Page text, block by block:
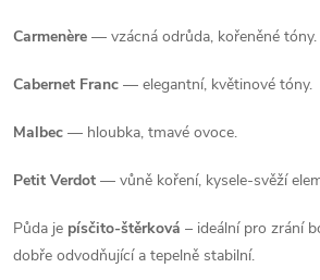
Carmenère — vzácná odrůda, kořeněné tóny.
Cabernet Franc — elegantní, květinové tóny.
Malbec — hloubka, tmavé ovoce.
Petit Verdot — vůně koření, kysele-svěží
Půda je písčito-štěrková – ideální pro zrání
dobře odvodňující a tepelně stabilní.